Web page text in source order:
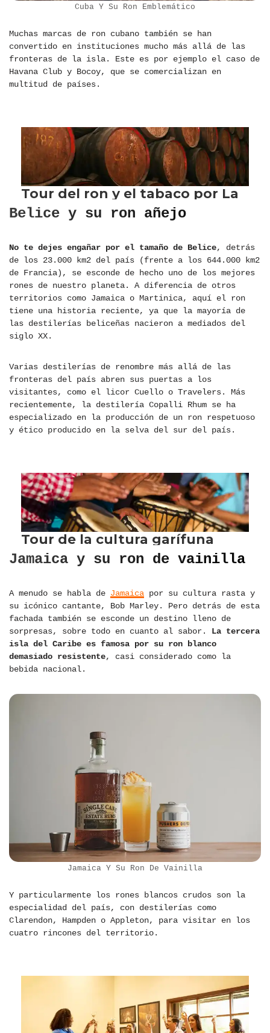
Cuba Y Su Ron Emblemático
Muchas marcas de ron cubano también se han
convertido en instituciones mucho más allá de las
fronteras de la isla. Este es por ejemplo el caso de
Havana Club y Bocoy, que se comercializan en
multitud de países.
Belice y su ron añejo
No te dejes engañar por el tamaño de Belice, detrás
de los 23.000 km2 del país (frente a los 644.000 km2
de Francia), se esconde de hecho uno de los mejores
rones de nuestro planeta. A diferencia de otros
territorios como Jamaica o Martinica, aquí el ron
tiene una historia reciente, ya que la mayoría de
las destilerías beliceñas nacieron a mediados del
siglo XX.
Varias destilerías de renombre más allá de las
fronteras del país abren sus puertas a los
visitantes, como el licor Cuello o Travelers. Más
recientemente, la destilería Copalli Rhum se ha
especializado en la producción de un ron respetuoso
y ético producido en la selva del sur del país.
Jamaica y su ron de vainilla
A menudo se habla de Jamaica por su cultura rasta y
su icónico cantante, Bob Marley. Pero detrás de esta
fachada también se esconde un destino lleno de
sorpresas, sobre todo en cuanto al sabor.
La tercera
isla del Caribe es famosa por su ron blanco
demasiado resistente, casi considerado como la
bebida nacional.
Jamaica Y Su Ron De Vainilla
Y particularmente los rones blancos crudos son la
especialidad del país, con destilerías como
Clarendon, Hampden o Appleton, para visitar en los
cuatro rincones del territorio.